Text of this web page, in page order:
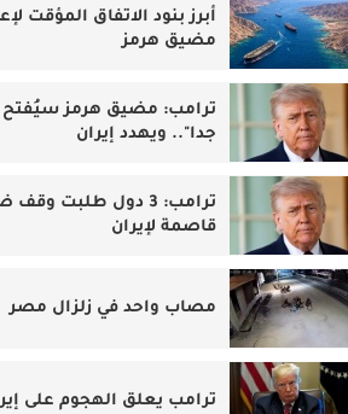
أبرز بنود الاتفاق المؤقت
مضيق هرمز
ترامب: مضيق هرمز سيُفتح
جدا".. ويهدد إيران
ترامب: 3 دول طلبت وقف
قاصمة لإيران
مصاب واحد في زلزال مصر
ترامب يعلق الهجوم على